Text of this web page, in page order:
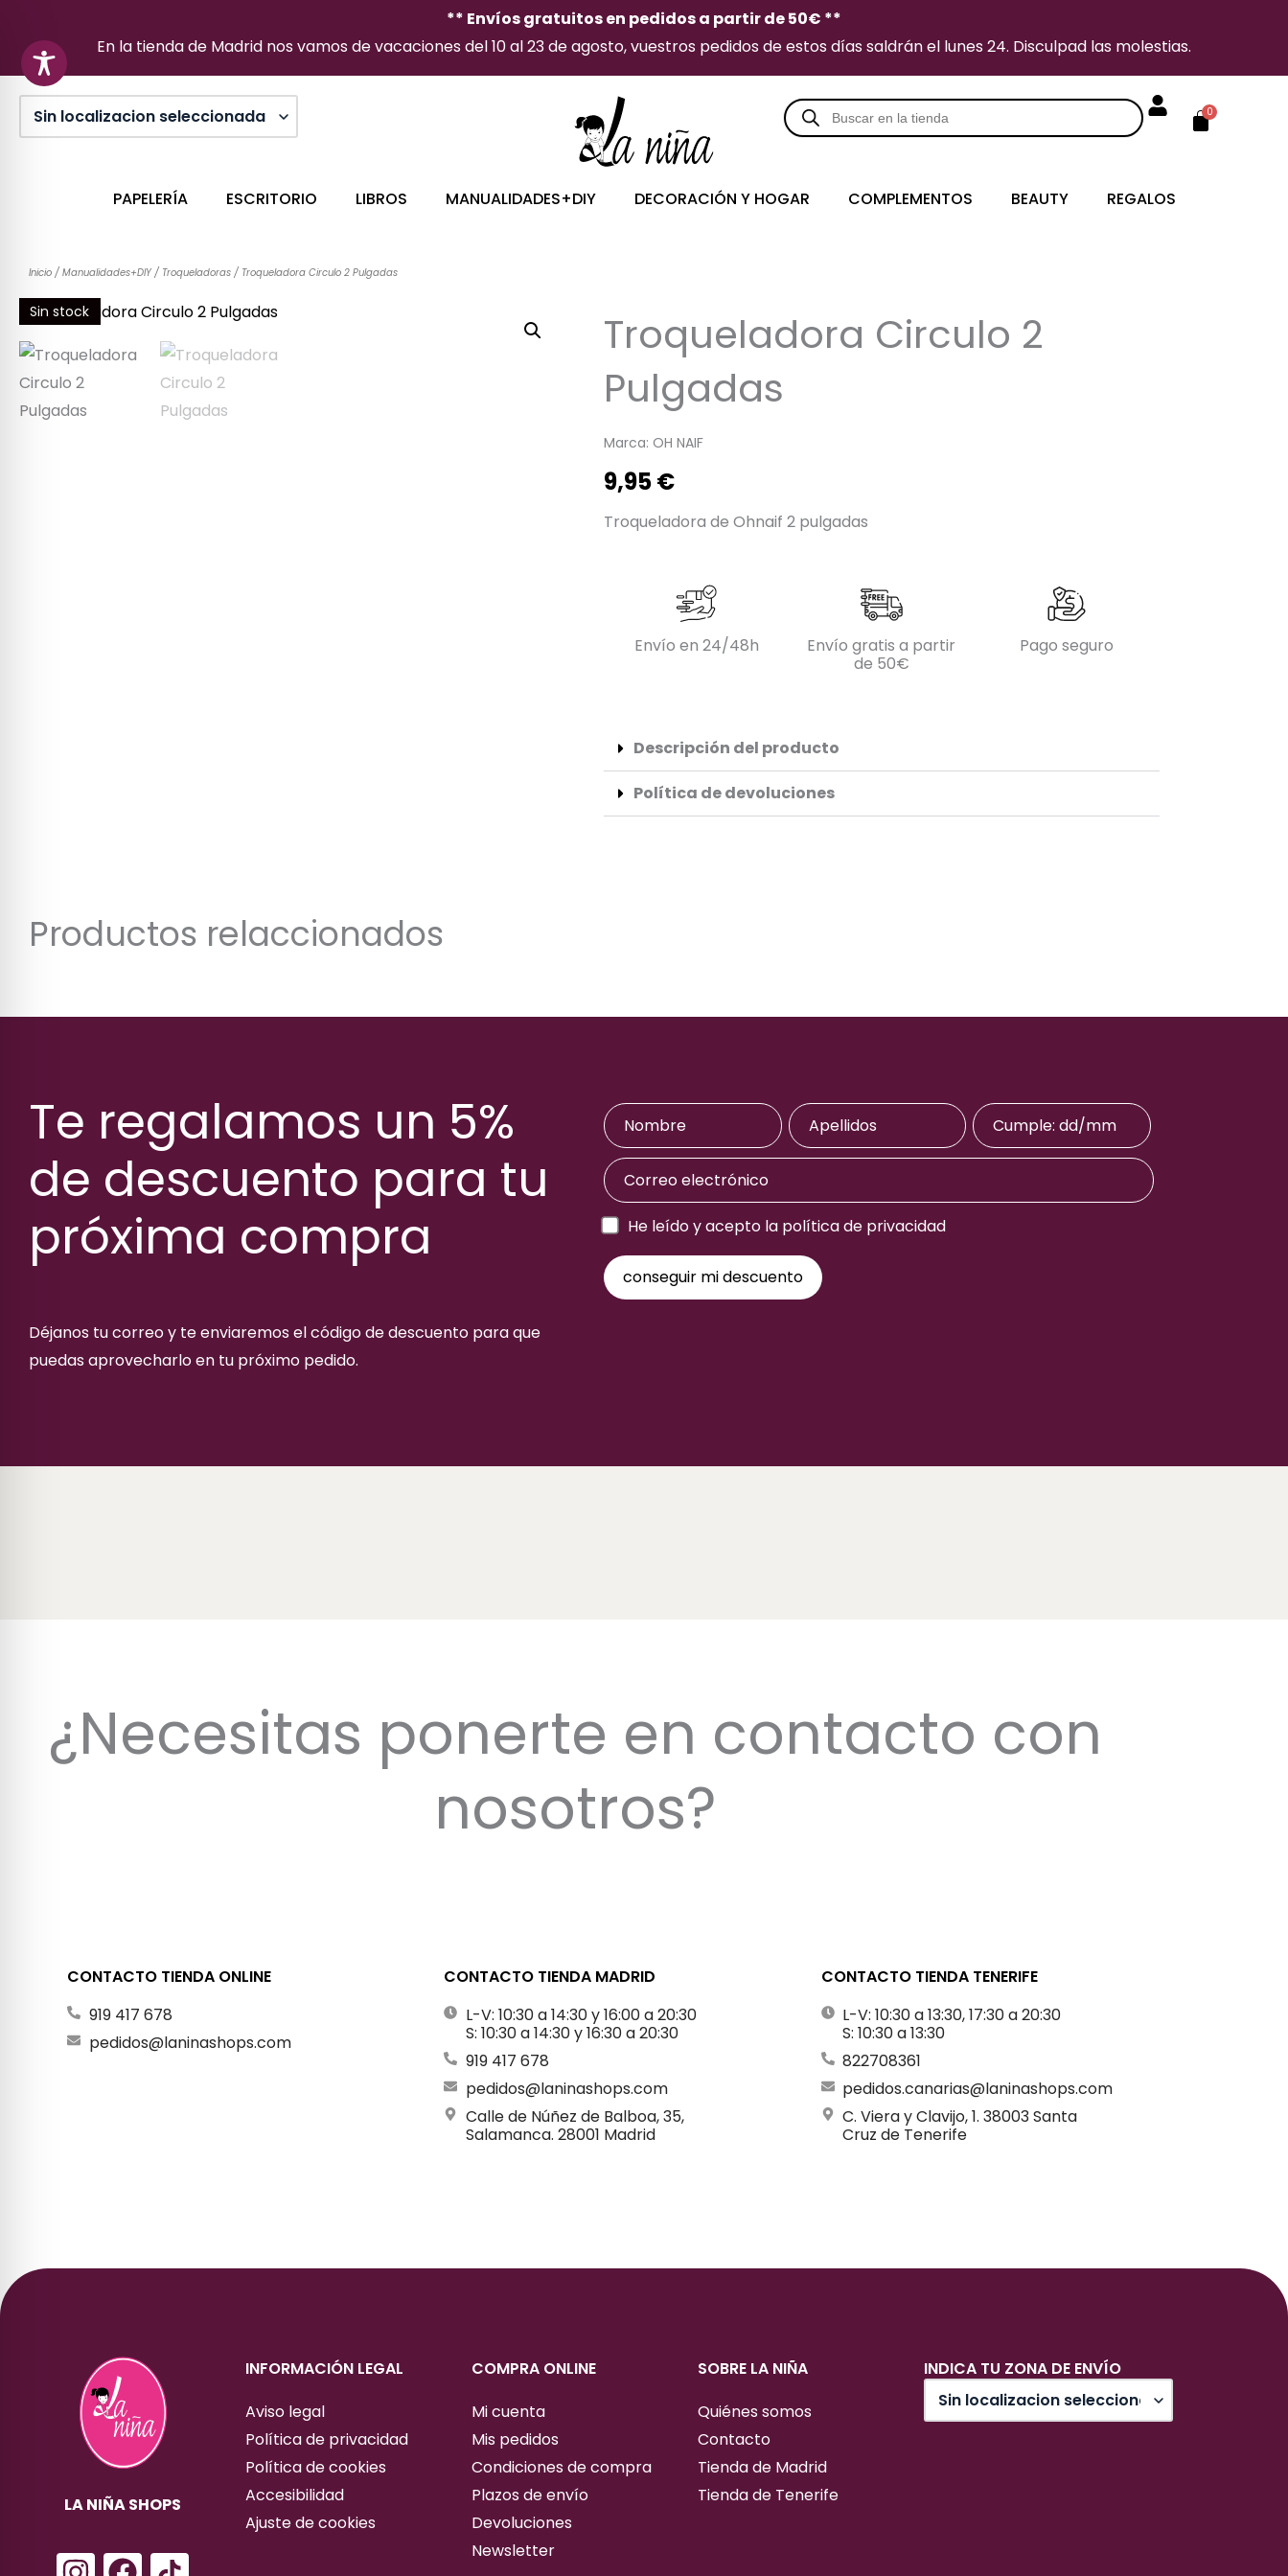
contenido
** Envíos gratuitos en pedidos a partir de 50€ **
En la tienda de Madrid nos vamos de vacaciones del 10 al 23 de agosto, vuestros pedidos de estos días saldrán el lunes 24. Disculpad las molestias.
Búsqueda
de
productos
0
Carrito
PAPELERÍA ESCRITORIO LIBROS MANUALIDADES+DIY DECORACIÓN Y HOGAR COMPLEMENTOS BEAUTY REGALOS
Inicio / Manualidades+DIY / Troqueladoras / Troqueladora Circulo 2 Pulgadas
Sin stock
Troqueladora Circulo 2
Pulgadas
Marca: OH NAIF
9,95€
Troqueladora de Ohnaif 2 pulgadas
Envío en 24/48h
Envío gratis a partir
de 50€
Pago seguro
Descripción del producto
Política de devoluciones
Productos relaccionados
Te regalamos un 5%
de descuento para tu
próxima compra
Déjanos tu correo y te enviaremos el código de descuento para que
puedas aprovecharlo en tu próximo pedido.
He leído y acepto la política de privacidad
¿Necesitas ponerte en contacto con
nosotros?
CONTACTO TIENDA ONLINE
919 417 678
pedidos@laninashops.com
CONTACTO TIENDA MADRID
L-V: 10:30 a 14:30 y 16:00 a 20:30
S: 10:30 a 14:30 y 16:30 a 20:30
919 417 678
pedidos@laninashops.com
Calle de Núñez de Balboa, 35,
Salamanca. 28001 Madrid
CONTACTO TIENDA TENERIFE
L-V: 10:30 a 13:30, 17:30 a 20:30
S: 10:30 a 13:30
822708361
pedidos.canarias@laninashops.com
C. Viera y Clavijo, 1. 38003 Santa
Cruz de Tenerife
LA NIÑA SHOPS
I F
INFORMACIÓN LEGAL
Aviso legal
Política de privacidad
Política de cookies
Accesibilidad
Ajuste de cookies
COMPRA ONLINE
Mi cuenta
Mis pedidos
Condiciones de compra
Plazos de envío
Devoluciones
Newsletter
SOBRE LA NIÑA
Quiénes somos
Contacto
Tienda de Madrid
Tienda de Tenerife
INDICA TU ZONA DE ENVÍO